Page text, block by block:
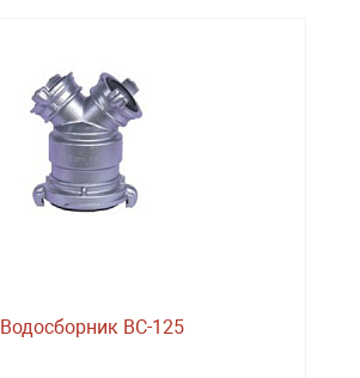
Водосборник ВС-125